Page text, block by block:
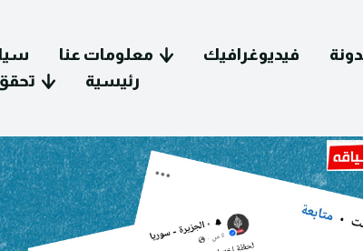
معلومات عنا فيديوغرافيك
رئيسية